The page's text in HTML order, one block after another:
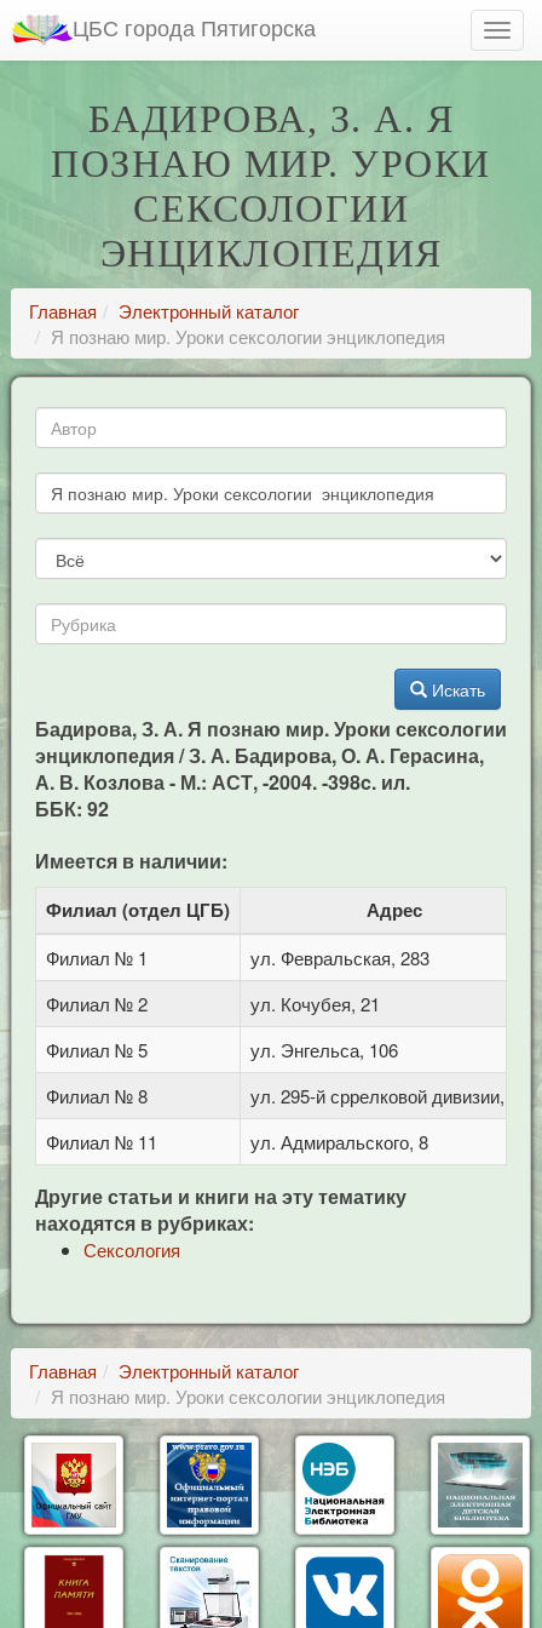
ЦБС города Пятигорска
БАДИРОВА, З. А. Я
ПОЗНАЮ МИР. УРОКИ
СЕКСОЛОГИИ
ЭНЦИКЛОПЕДИЯ
Главная
Электронный каталог
Я познаю мир. Уроки сексологии энциклопедия
Искать
Бадирова, З. А. Я познаю мир. Уроки сексологии
энциклопедия / З. А. Бадирова, О. А. Герасина,
А. В. Козлова - М.: АСТ, -2004. -398c. ил.
ББК: 92
Имеется в наличии:
Филиал (отдел ЦГБ) Адрес
Филиал № 1
ул. Февральская, 283
Филиал № 2
ул. Кочубея, 21
Филиал № 5
ул. Энгельса, 106
Филиал № 8
ул. 295-й сррелковой дивизии, 114
Филиал № 11
ул. Адмиральского, 8
Другие статьи и книги на эту тематику
находятся в рубриках:
Сексология
Главная
Электронный каталог
Я познаю мир. Уроки сексологии энциклопедия